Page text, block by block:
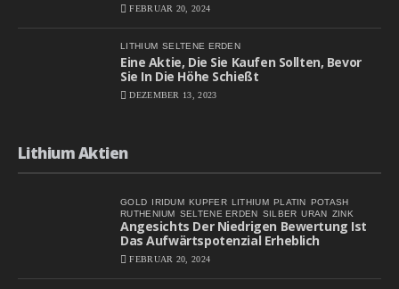
FEBRUAR 20, 2024
LITHIUM SELTENE ERDEN
Eine Aktie, Die Sie Kaufen Sollten, Bevor
Sie In Die Höhe Schießt
DEZEMBER 13, 2023
Lithium Aktien
GOLD IRIDUM KUPFER LITHIUM PLATIN
POTASH
RUTHENIUM
SELTENE ERDEN SILBER URAN ZINK
Angesichts Der Niedrigen Bewertung Ist
Das Aufwärtspotenzial Erheblich
FEBRUAR 20, 2024